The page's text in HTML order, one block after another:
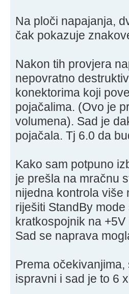
Na ploči napajanja,
čak pokazuje
Nakon tih provjera
nepovratno
konektorima koji
pojačalima. (Ovo je
volumena). Sad je
pojačala. Tj 6.0 da
Kako sam potpuno
je prešla na mračnu
nijedna kontrola više
riješiti StandBy
kratkospojnik na +5V
Sad se naprava
Prema
ispravni i sad je to 6